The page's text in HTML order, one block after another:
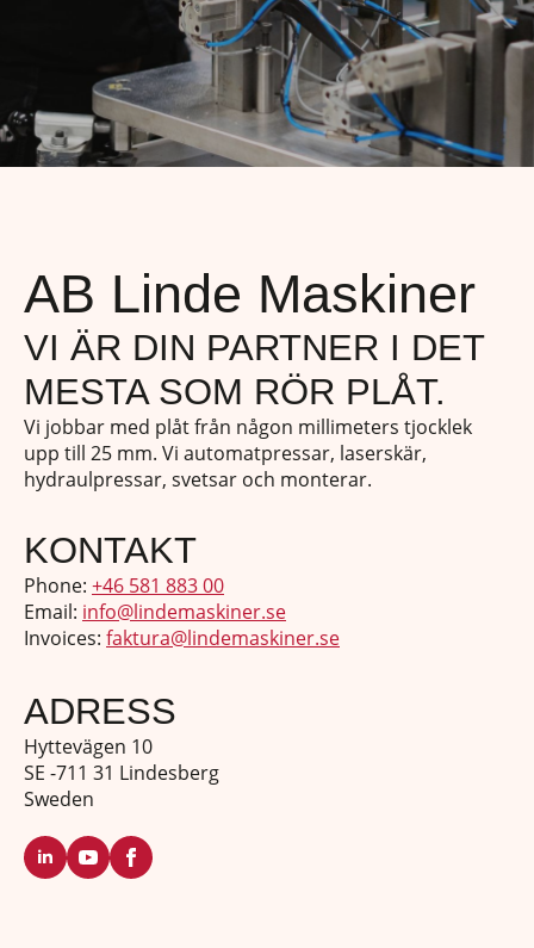
AB Linde Maskiner
VI ÄR DIN PARTNER I DET
MESTA SOM RÖR PLÅT.
Vi jobbar med plåt från någon millimeters tjocklek
upp till 25 mm. Vi automatpressar, laserskär,
hydraulpressar, svetsar och monterar.
KONTAKT
Phone: +46 581 883 00
Email: info@lindemaskiner.se
Invoices: faktura@lindemaskiner.se
ADRESS
Hyttevägen 10
SE -711 31 Lindesberg
Sweden